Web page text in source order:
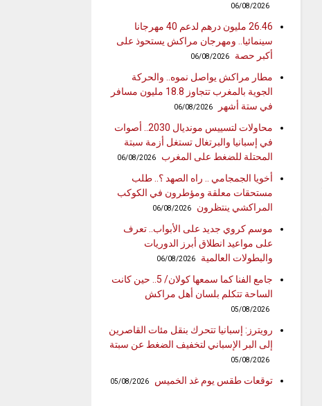
06/08/2026
26.46 مليون درهم لدعم 40 مهرجانا
سينمائيا.. ومهرجان مراكش يستحوذ على
أكبر حصة
06/08/2026
مطار مراكش يواصل نموه.. والحركة
الجوية بالمغرب تتجاوز 18.8 مليون مسافر
في ستة أشهر
06/08/2026
محاولات لتسييس مونديال 2030.. أصوات
في إسبانيا والبرتغال تستغل أزمة سبتة
المحتلة للضغط على المغرب
06/08/2026
أخويا الجمجامي .. راه الصهد ؟.. طلب
مستحقات معلقة ومؤطرون في الكوكب
المراكشي ينتظرون
06/08/2026
موسم كروي جديد على الأبواب.. تعرف
على مواعيد انطلاق أبرز الدوريات
والبطولات العالمية
06/08/2026
جامع الفنا كما سمعها كولان/ 5.. حين كانت
الساحة تتكلم بلسان أهل مراكش
05/08/2026
رويترز: إسبانيا تتحرك بنقل مئات القاصرين
إلى البر الإسباني لتخفيف الضغط عن سبتة
05/08/2026
توقعات طقس يوم غد الخميس 05/08/2026